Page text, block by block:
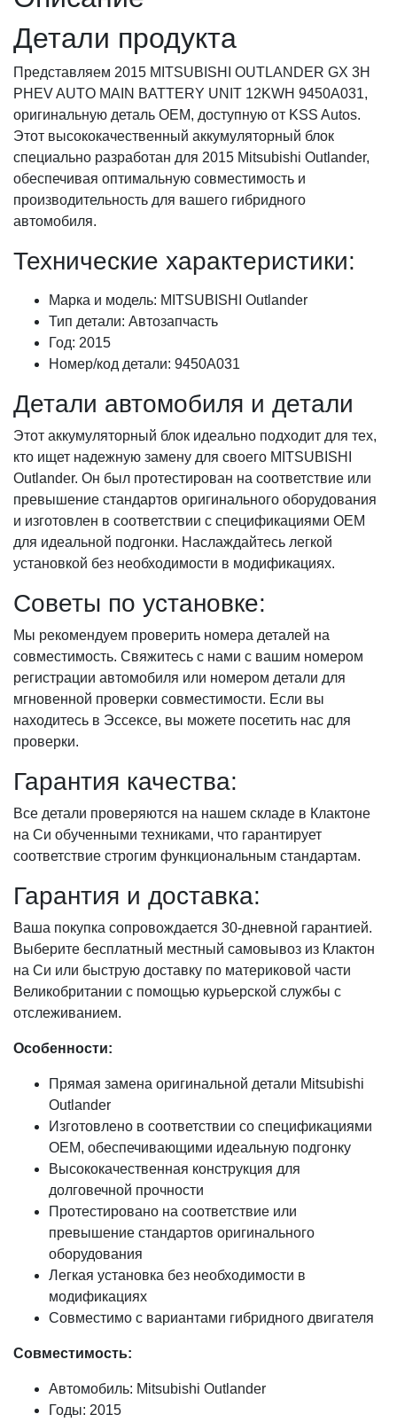
Детали продукта
Представляем 2015 MITSUBISHI OUTLANDER GX 3H
PHEV AUTO MAIN BATTERY UNIT 12KWH 9450A031,
оригинальную деталь OEM, доступную от KSS Autos.
Этот высококачественный аккумуляторный блок
специально разработан для 2015 Mitsubishi Outlander,
обеспечивая оптимальную совместимость и
производительность для вашего гибридного
автомобиля.
Технические характеристики:
Марка и модель: MITSUBISHI Outlander
Тип детали: Автозапчасть
Год: 2015
Номер/код детали: 9450A031
Детали автомобиля и детали
Этот аккумуляторный блок идеально подходит для тех,
кто ищет надежную замену для своего MITSUBISHI
Outlander. Он был протестирован на соответствие или
превышение стандартов оригинального оборудования
и изготовлен в соответствии с спецификациями OEM
для идеальной подгонки. Наслаждайтесь легкой
установкой без необходимости в модификациях.
Советы по установке:
Мы рекомендуем проверить номера деталей на
совместимость. Свяжитесь с нами с вашим номером
регистрации автомобиля или номером детали для
мгновенной проверки совместимости. Если вы
находитесь в Эссексе, вы можете посетить нас для
проверки.
Гарантия качества:
Все детали проверяются на нашем складе в Клактоне
на Си обученными техниками, что гарантирует
соответствие строгим функциональным стандартам.
Гарантия и доставка:
Ваша покупка сопровождается 30-дневной гарантией.
Выберите бесплатный местный самовывоз из Клактон
на Си или быструю доставку по материковой части
Великобритании с помощью курьерской службы с
отслеживанием.
Особенности:
Прямая замена оригинальной детали Mitsubishi
Outlander
Изготовлено в соответствии со спецификациями
OEM, обеспечивающими идеальную подгонку
Высококачественная конструкция для
долговечной прочности
Протестировано на соответствие или
превышение стандартов оригинального
оборудования
Легкая установка без необходимости в
модификациях
Совместимо с вариантами гибридного двигателя
Совместимость:
Автомобиль: Mitsubishi Outlander
Годы: 2015